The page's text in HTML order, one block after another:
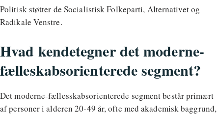
Politisk støtter de Socialistisk Folkeparti, Alternativet og
Radikale Venstre.
Hvad kendetegner det moderne-
fælleskabsorienterede segment?
Det moderne-fællesskabsorienterede segment består primært
af personer i alderen 20-49 år, ofte med akademisk baggrund,